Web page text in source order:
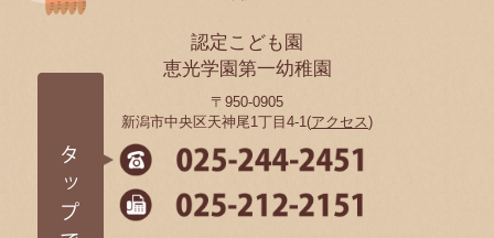
認定こども園
恵光学園第一幼稚園
〒950-0905
新潟市中央区天神尾1丁目4-1(アクセス)